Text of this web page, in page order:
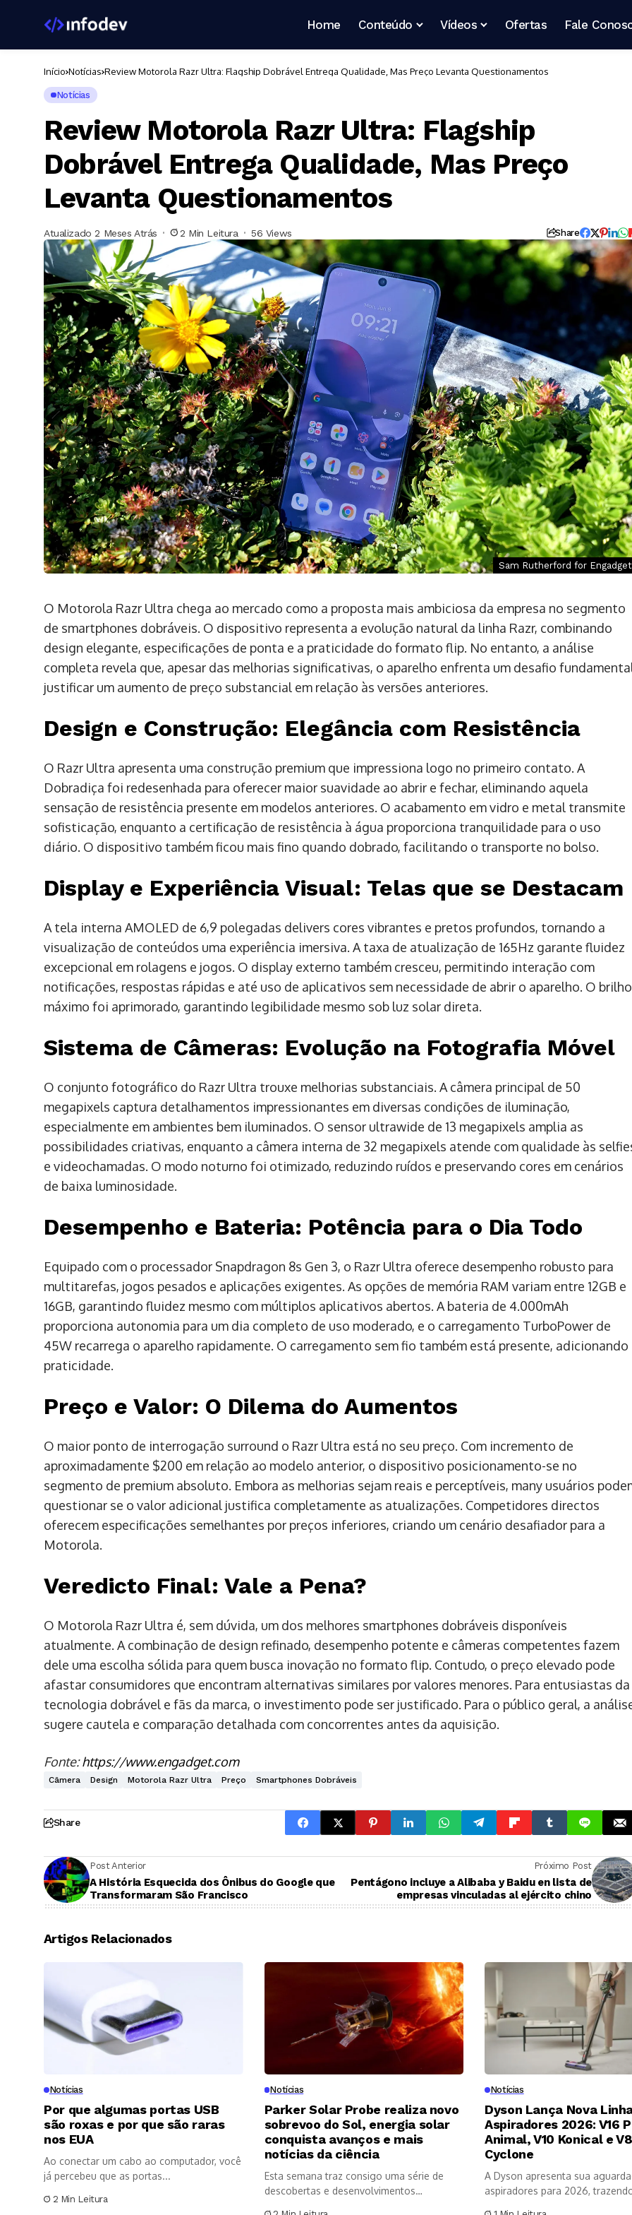
Home Conteúdo Vídeos Ofertas Fale
Início Notícias Review Motorola Razr Ultra: Flagship Dobrável Entrega Qualidade, Mas Preço Levanta Questionamentos
Notícias
Review Motorola Razr Ultra: Flagship
Dobrável Entrega Qualidade, Mas Preço
Levanta Questionamentos
Atualizado 2 Meses Atrás 2 Min Leitura 56 Views Share
Sam Rutherford for Engadget
O Motorola Razr Ultra chega ao mercado como a proposta mais ambiciosa da empresa no segmento
de smartphones dobráveis. O dispositivo representa a evolução natural da linha Razr, combinando
design elegante, especificações de ponta e a praticidade do formato flip. No entanto, a análise
completa revela que, apesar das melhorias significativas, o aparelho enfrenta um desafio
justificar um aumento de preço substancial em relação às versões anteriores.
Design e Construção: Elegância com Resistência
O Razr Ultra apresenta uma construção premium que impressiona logo no primeiro contato. A
Dobradiça foi redesenhada para oferecer maior suavidade ao abrir e fechar, eliminando aquela
sensação de resistência presente em modelos anteriores. O acabamento em vidro e metal transmite
sofisticação, enquanto a certificação de resistência à água proporciona tranquilidade para o uso
diário. O dispositivo também ficou mais fino quando dobrado, facilitando o transporte no bolso.
Display e Experiência Visual: Telas que se Destacam
A tela interna AMOLED de 6,9 polegadas delivers cores vibrantes e pretos profundos, tornando a
visualização de conteúdos uma experiência imersiva. A taxa de atualização de 165Hz garante fluidez
excepcional em rolagens e jogos. O display externo também cresceu, permitindo interação com
notificações, respostas rápidas e até uso de aplicativos sem necessidade de abrir o aparelho. O brilho
máximo foi aprimorado, garantindo legibilidade mesmo sob luz solar direta.
Sistema de Câmeras: Evolução na Fotografia Móvel
O conjunto fotográfico do Razr Ultra trouxe melhorias substanciais. A câmera principal de 50
megapixels captura detalhamentos impressionantes em diversas condições de iluminação,
especialmente em ambientes bem iluminados. O sensor ultrawide de 13 megapixels amplia as
possibilidades criativas, enquanto a câmera interna de 32 megapixels atende com qualidade às
e videochamadas. O modo noturno foi otimizado, reduzindo ruídos e preservando cores em cenários
de baixa luminosidade.
Desempenho e Bateria: Potência para o Dia Todo
Equipado com o processador Snapdragon 8s Gen 3, o Razr Ultra oferece desempenho robusto para
multitarefas, jogos pesados e aplicações exigentes. As opções de memória RAM variam entre 12GB e
16GB, garantindo fluidez mesmo com múltiplos aplicativos abertos. A bateria de 4.000mAh
proporciona autonomia para um dia completo de uso moderado, e o carregamento TurboPower de
45W recarrega o aparelho rapidamente. O carregamento sem fio também está presente, adicionando
praticidade.
Preço e Valor: O Dilema do Aumentos
O maior ponto de interrogação surround o Razr Ultra está no seu preço. Com incremento de
aproximadamente $200 em relação ao modelo anterior, o dispositivo posicionamento-se no
segmento de premium absoluto. Embora as melhorias sejam reais e perceptíveis, many usuários
questionar se o valor adicional justifica completamente as atualizações. Competidores directos
oferecem especificações semelhantes por preços inferiores, criando um cenário desafiador para a
Motorola.
Veredicto Final: Vale a Pena?
O Motorola Razr Ultra é, sem dúvida, um dos melhores smartphones dobráveis disponíveis
atualmente. A combinação de design refinado, desempenho potente e câmeras competentes fazem
dele uma escolha sólida para quem busca inovação no formato flip. Contudo, o preço elevado pode
afastar consumidores que encontram alternativas similares por valores menores. Para entusiastas da
tecnologia dobrável e fãs da marca, o investimento pode ser justificado. Para o público geral, a
sugere cautela e comparação detalhada com concorrentes antes da aquisição.
Fonte:https://www.engadget.com
Câmera Design Motorola Razr Ultra Preço Smartphones Dobráveis
Share
Post Anterior
A História Esquecida dos Ônibus do Google que
Transformaram São Francisco
Próximo Post
Pentágono incluye a Alibaba y Baidu en lista de
empresas vinculadas al ejército chino
Artigos Relacionados
Notícias
Por que algumas portas USB
são roxas e por que são raras
nos EUA
Ao conectar um cabo ao computador, você
já percebeu que as portas...
2 Min Leitura
Notícias
Parker Solar Probe realiza novo
sobrevoo do Sol, energia solar
conquista avanços e mais
notícias da ciência
Esta semana traz consigo uma série de
descobertas e desenvolvimentos
Notícias
Dyson Lança Nova
Aspiradores 2026: V16
Animal, V10 Konical e V8
Cyclone
A Dyson apresenta sua
aspiradores para 2026,